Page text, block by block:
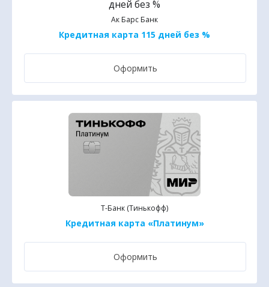
Ак Барс Банк
Кредитная карта 115 дней без %
Оформить
Т-Банк (Тинькофф)
Кредитная карта «Платинум»
Оформить